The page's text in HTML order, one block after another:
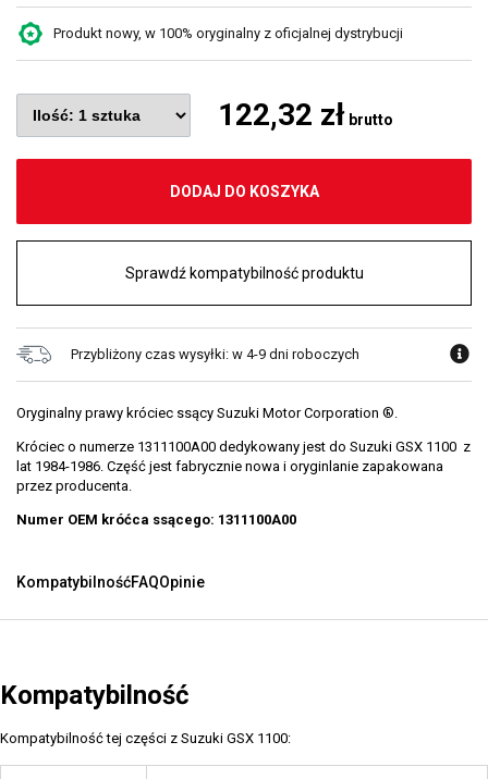
Produkt nowy, w 100% oryginalny z oficjalnej dystrybucji
122,32 zł brutto
DODAJ DO KOSZYKA
Sprawdź kompatybilność produktu
Przybliżony czas wysyłki: w 4-9 dni roboczych
Oryginalny prawy króciec ssący Suzuki Motor Corporation ®.
Króciec o numerze 1311100A00 dedykowany jest do Suzuki GSX 1100 z
lat 1984-1986. Część jest fabrycznie nowa i oryginlanie zapakowana
przez producenta.
Numer OEM króćca ssącego: 1311100A00
KompatybilnośćFAQOpinie
Kompatybilność
Kompatybilność tej części z Suzuki GSX 1100: